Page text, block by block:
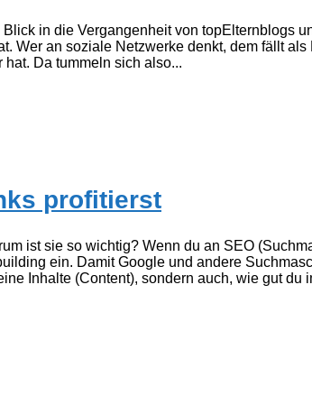
in die Vergangenheit von topElternblogs
Wer an soziale Netzwerke denkt, dem fällt
Da tummeln sich also...
profitierst
ist sie so wichtig? Wenn du an SEO
ein. Damit Google und andere
Inhalte (Content), sondern auch, wie gut du